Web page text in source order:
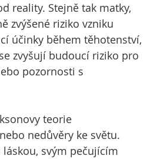
reality. Stejně tak matky,
zvýšené riziko vzniku
účinky během těhotenství,
zvyšují budoucí riziko pro
pozornosti s
teorie
nedůvěry ke světu.
svým pečujícím